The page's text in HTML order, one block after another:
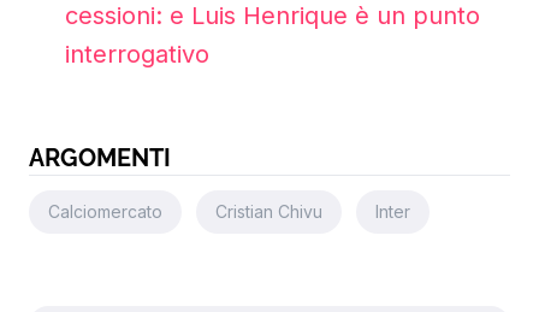
cessioni: e Luis Henrique è un punto
interrogativo
ARGOMENTI
Calciomercato Cristian Chivu Inter